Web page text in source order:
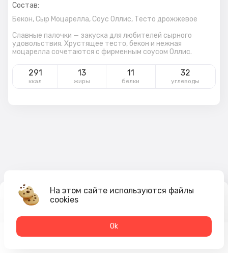
Состав:
Бекон, Сыр Моцарелла, Соус Оллис, Тесто дрожжевое
Славные палочки — закуска для любителей сырного
удовольствия. Хрустящее тесто, бекон и нежная
моцарелла сочетаются с фирменным соусом Оллис.
291
ккал
13
жиры
11
белки
32
углеводы
419₽
На этом сайте используются файлы
cookies
Оk